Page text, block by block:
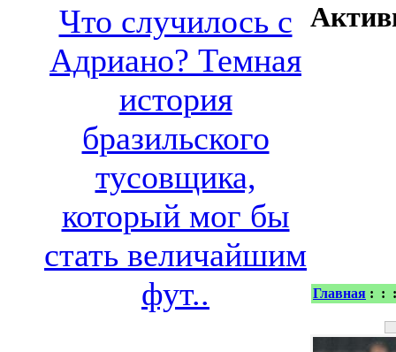
Что случилось с
Адриано? Темная
история
бразильского
тусовщика,
который мог бы
стать величайшим
фут..
Главная : :